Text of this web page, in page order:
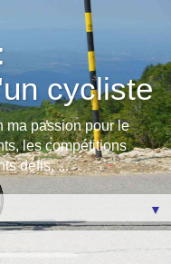
cycliste
ma passion pour le
les compétitions
défis, ...
▼